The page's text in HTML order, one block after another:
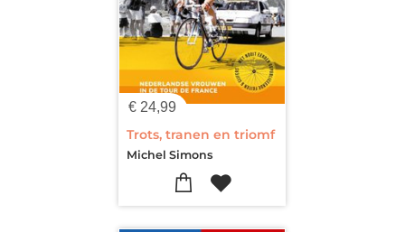
€ 24,99
Trots, tranen en triomf
Michel Simons